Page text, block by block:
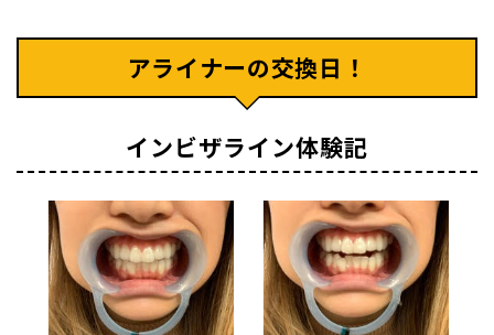
アライナーの交換日！
インビザライン体験記